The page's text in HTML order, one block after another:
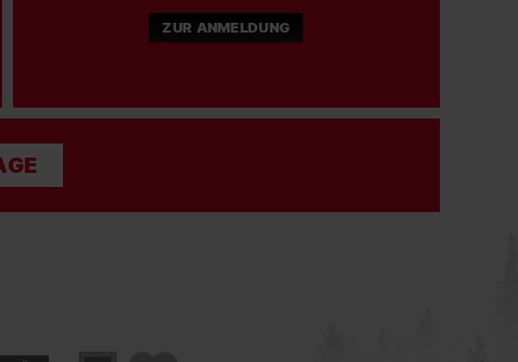
ZUR ANMELDUNG